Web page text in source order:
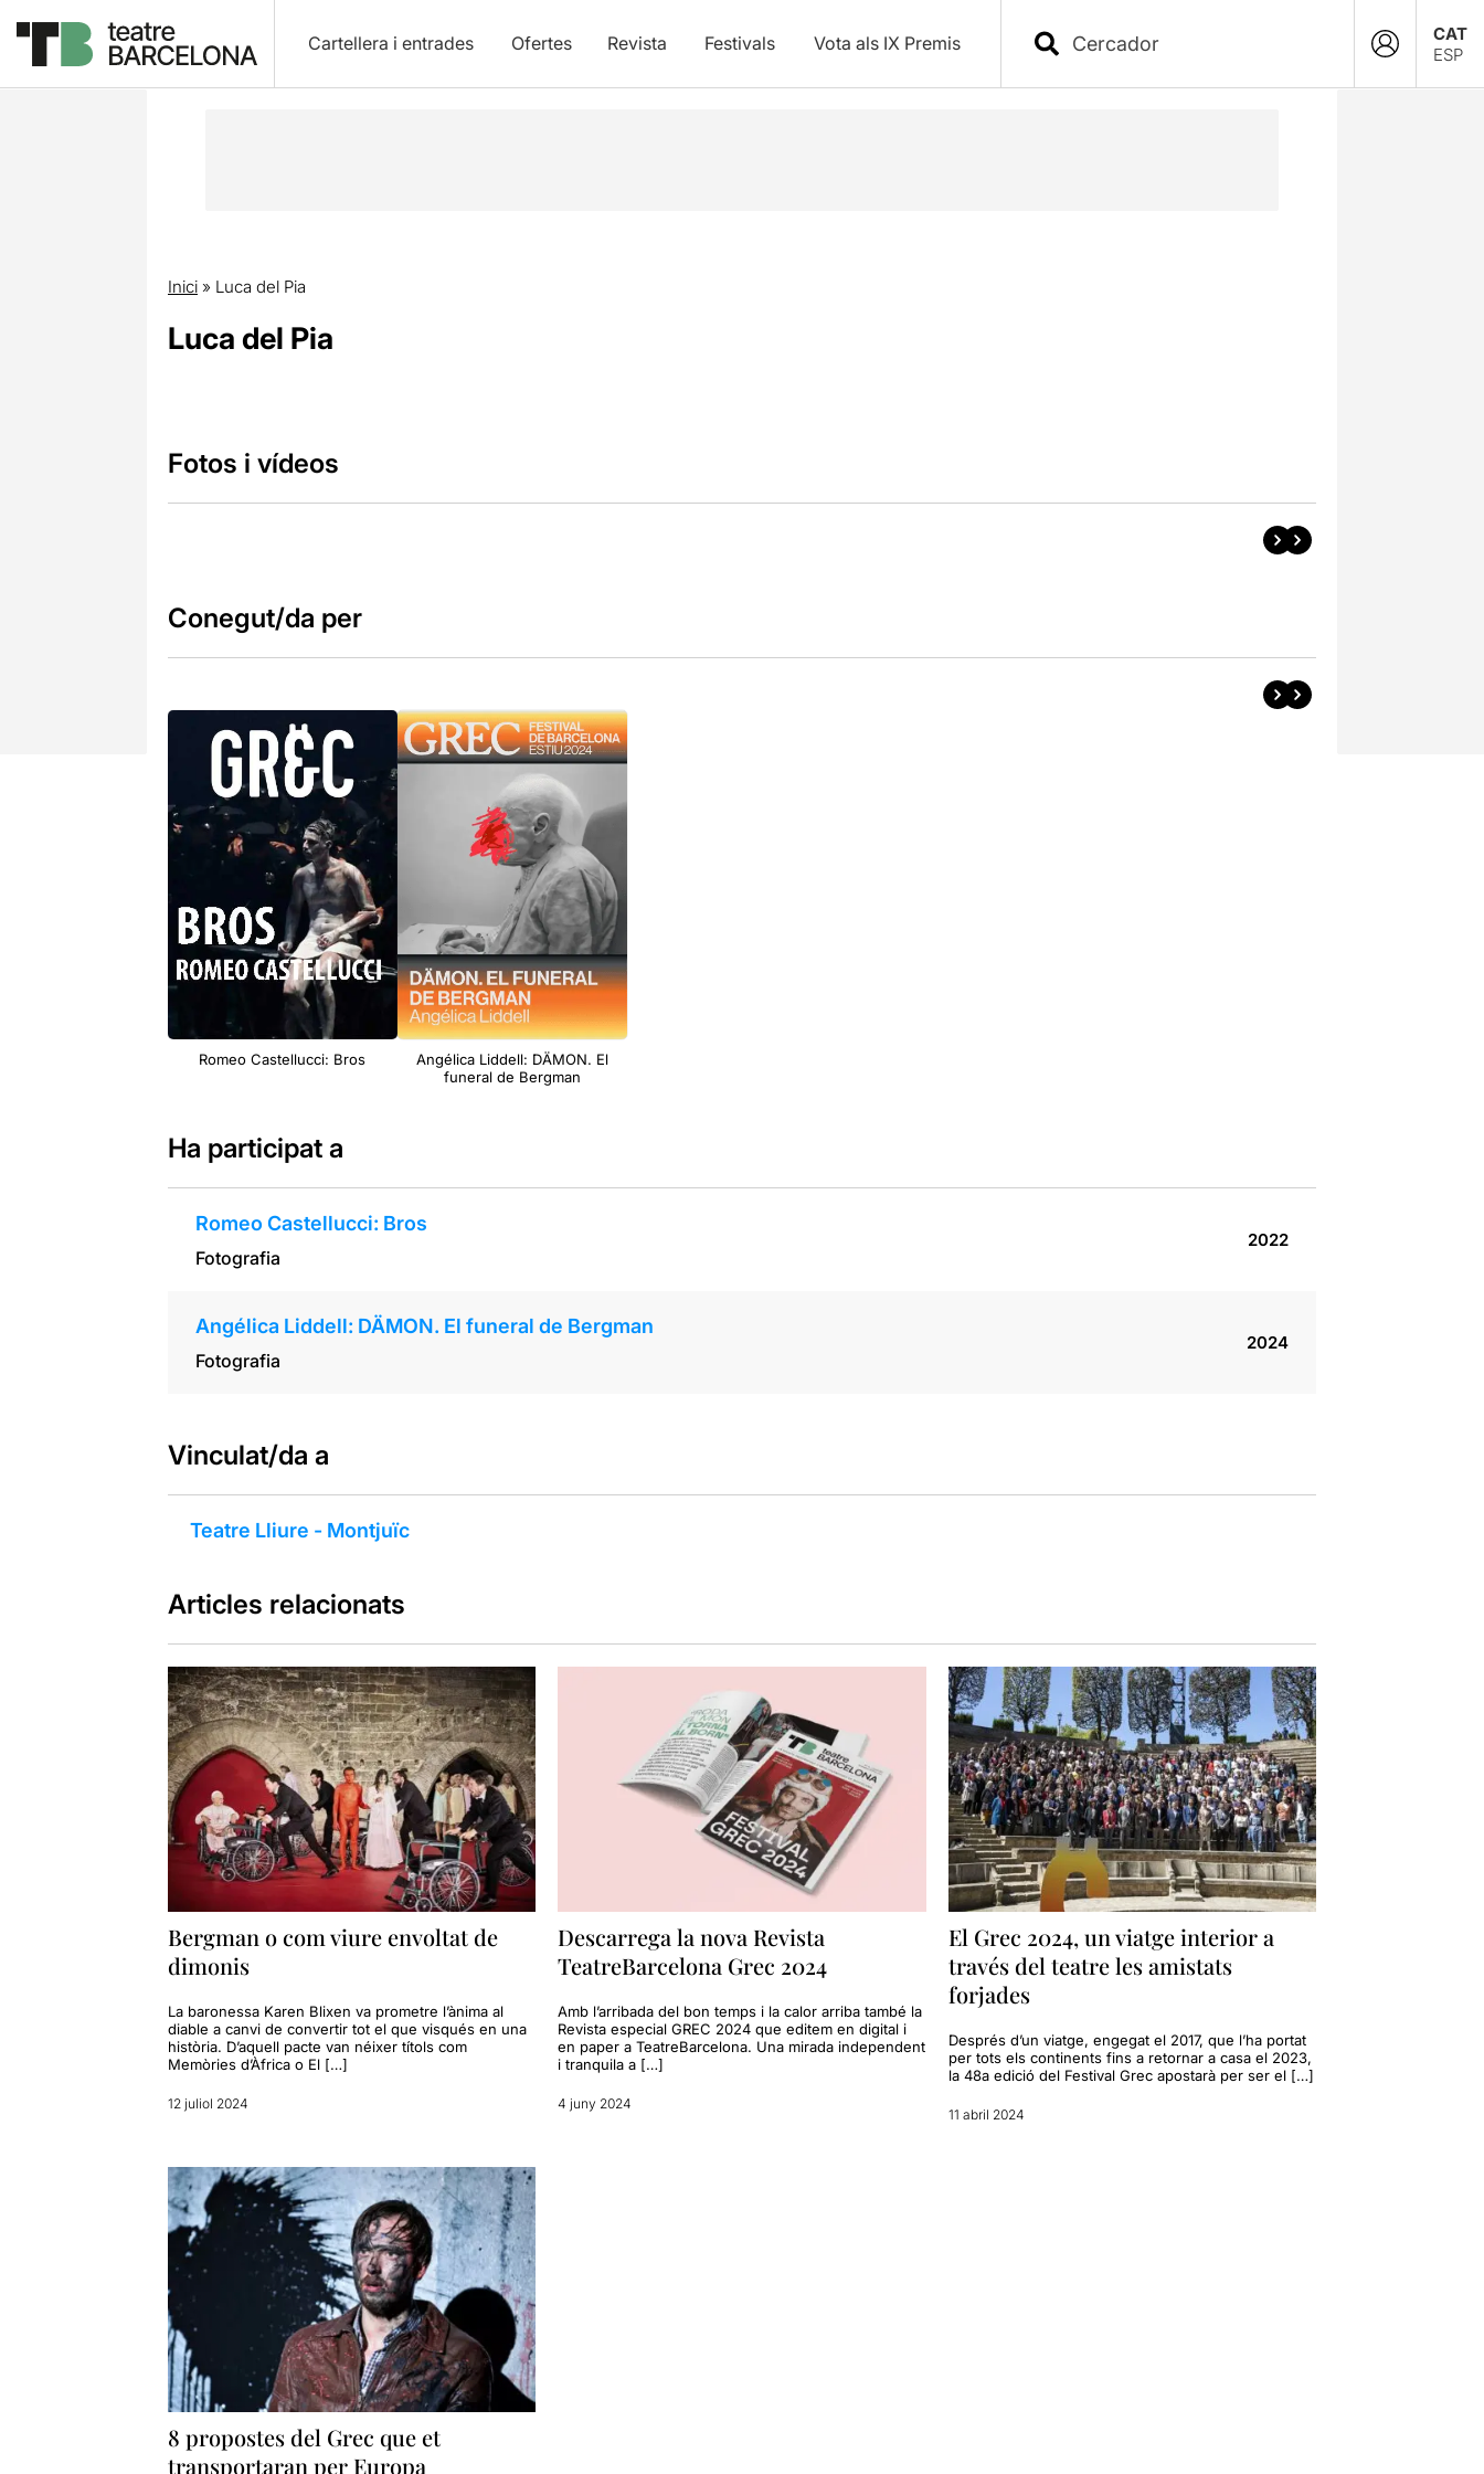
Cartellera i entrades Ofertes Revista Festivals Vota als IX Premis
CAT
ESP
Inici» Luca del Pia
Luca del Pia
Fotos i vídeos
Conegut/da per
Romeo Castellucci: Bros
Angélica Liddell: DÄMON. El
funeral de Bergman
Ha participat a
Romeo Castellucci: Bros
Fotografia
2022
Angélica Liddell: DÄMON. El funeral de Bergman
Fotografia
2024
Vinculat/da a
Teatre Lliure - Montjuïc
Articles relacionats
Bergman o com viure envoltat de
dimonis
La baronessa Karen Blixen va prometre l’ànima al
diable a canvi de convertir tot el que visqués en una
història. D’aquell pacte van néixer títols com
Memòries d’Àfrica o El […]
12 juliol 2024
Descarrega la nova Revista
TeatreBarcelona Grec 2024
Amb l’arribada del bon temps i la calor arriba també la
Revista especial GREC 2024 que editem en digital i
en paper a TeatreBarcelona. Una mirada independent
i tranquila a […]
4 juny 2024
El Grec 2024, un viatge interior a
través del teatre les amistats
forjades
Després d’un viatge, engegat el 2017, que l’ha portat
per tots els continents fins a retornar a casa el 2023,
la 48a edició del Festival Grec apostarà per ser el […]
11 abril 2024
8 propostes del Grec que et
transportaran per Europa